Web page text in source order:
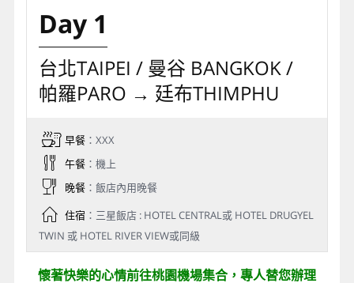
Day 1
台北TAIPEI / 曼谷 BANGKOK /
帕羅PARO → 廷布THIMPHU
早餐：XXX
午餐：機上
晚餐：飯店內用晚餐
住宿：三星飯店 : HOTEL CENTRAL或 HOTEL DRUGYEL
TWIN 或 HOTEL RIVER VIEW或同級
懷著快樂的心情前往桃園機場集合，專人替您辦理